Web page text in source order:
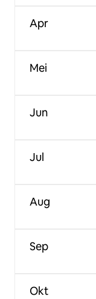
Apr
Mei
Jun
Jul
Aug
Sep
Okt